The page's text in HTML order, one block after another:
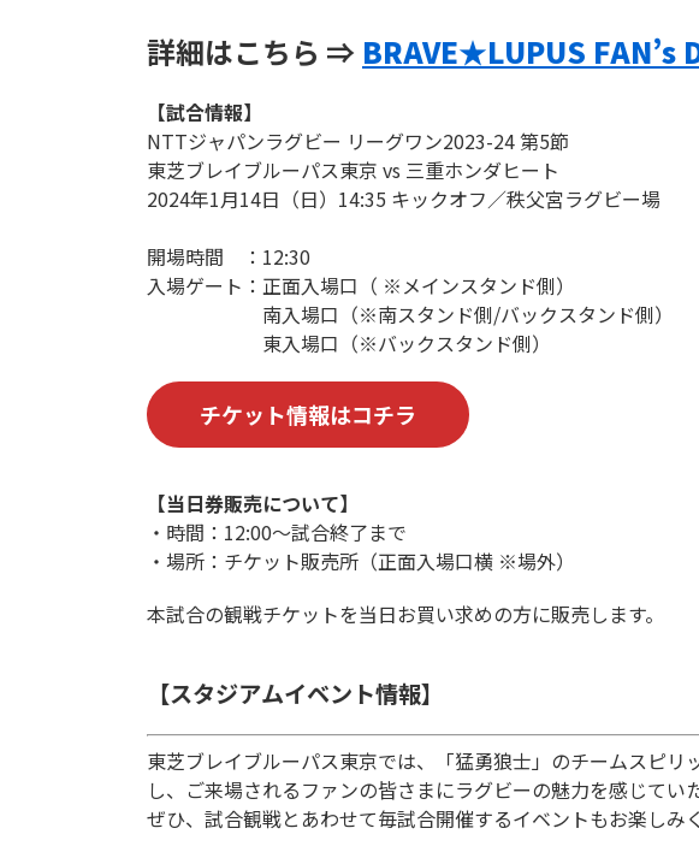
詳細はこちら ⇒ BRAVE★LUPUS FAN’s
【試合情報】
NTTジャパンラグビー リーグワン2023-24 第5節
東芝ブレイブルーパス東京 vs 三重ホンダヒート
2024年1月14日（日）14:35 キックオフ／秩父宮ラグビー場
開場時間 ：12:30
入場ゲート：正面入場口（ ※メインスタンド側）
南入場口（※南スタンド側/バックスタンド側）
東入場口（※バックスタンド側）
チケット情報はコチラ
【当日券販売について】
・時間：12:00～試合終了まで
・場所：チケット販売所（正面入場口横 ※場外）
本試合の観戦チケットを当日お買い求めの方に販売します。
【スタジアムイベント情報】
東芝ブレイブルーパス東京では、「猛勇狼士」のチームスピ
し、ご来場されるファンの皆さまにラグビーの魅力を感じてい
ぜひ、試合観戦とあわせて毎試合開催するイベントもお楽しみ